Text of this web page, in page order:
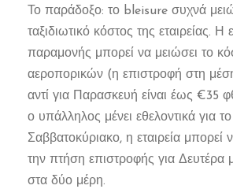
Το παράδοξο: το bleisure συχνά
ταξιδιωτικό κόστος της εταιρείας. Η
παραμονής μπορεί να μειώσει το
αεροπορικών (η επιστροφή στη
αντί για Παρασκευή είναι έως €35
ο υπάλληλος μένει εθελοντικά για το
Σαββατοκύριακο, η εταιρεία μπορεί
την πτήση επιστροφής για Δευτέρα
στα δύο μέρη.